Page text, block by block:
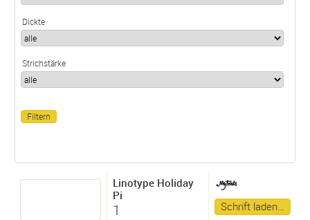
Dickte
Strichstärke
Linotype Holiday
Pi
1 Schrift laden…